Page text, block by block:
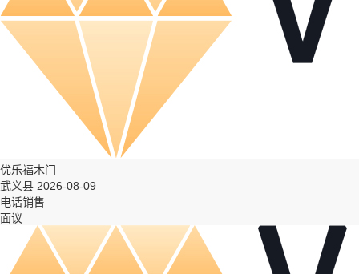
优乐福木门
武义县 2026-08-09
电话销售
面议